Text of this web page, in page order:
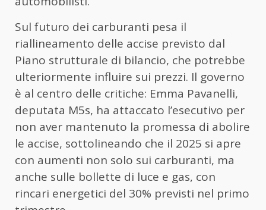
Sul futuro dei carburanti pesa il
riallineamento delle accise previsto dal
Piano strutturale di bilancio, che potrebbe
ulteriormente influire sui prezzi. Il governo
è al centro delle critiche: Emma Pavanelli,
deputata M5s, ha attaccato l’esecutivo per
non aver mantenuto la promessa di abolire
le accise, sottolineando che il 2025 si apre
con aumenti non solo sui carburanti, ma
anche sulle bollette di luce e gas, con
rincari energetici del 30% previsti nel primo